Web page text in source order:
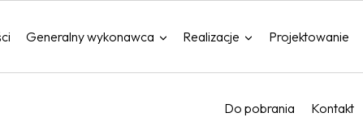
Generalny wykonawca Realizacje Projektowanie
Do pobrania Kontakt